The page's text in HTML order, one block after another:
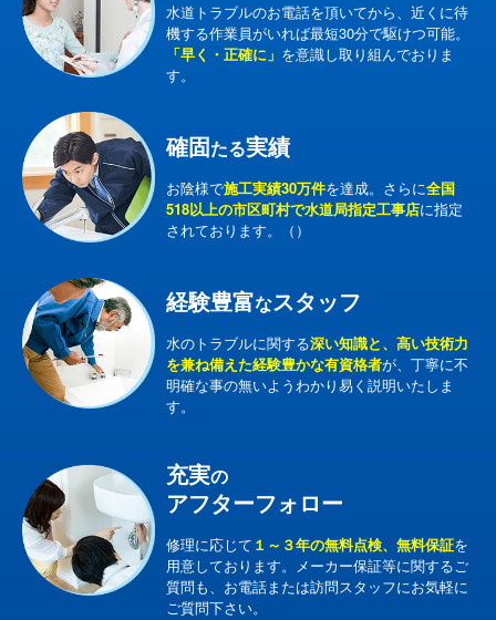
水道トラブルのお電話を頂いてから、近くに待
機する作業員がいれば最短30分で駆けつ可能。
「早く・正確に」 を意識し取り組んでおりま
す。
確固たる実績
お陰様で施工実績30万件を達成。さらに全国
518以上の市区町村で水道局指定工事店に指定
されております。（）
経験豊富なスタッフ
水のトラブルに関する深い知識と、高い技術力
を兼ね備えた経験豊かな有資格者が、丁寧に不
明確な事の無いようわかり易く説明いたしま
す。
充実の
アフターフォロー
修理に応じて １～３年の無料点検、無料保証を
用意しております。メーカー保証等に関するご
質問も、お電話または訪問スタッフにお気軽に
ご質問下さい。